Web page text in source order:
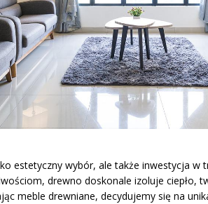
estetyczny wybór, ale także inwestycja w
drewno doskonale izoluje ciepło,
meble drewniane, decydujemy się na